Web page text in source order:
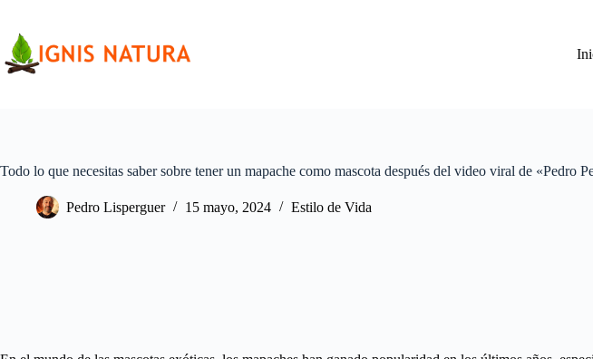
contenido
Todo lo que necesitas saber sobre tener un mapache como mascota después del video viral de «Pedro
Pedro Lisperguer 15 mayo, 2024 Estilo de Vida